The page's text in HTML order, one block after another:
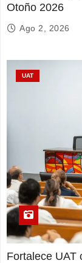
Otoño 2026
Ago 2, 2026
UAT
Fortalece UAT